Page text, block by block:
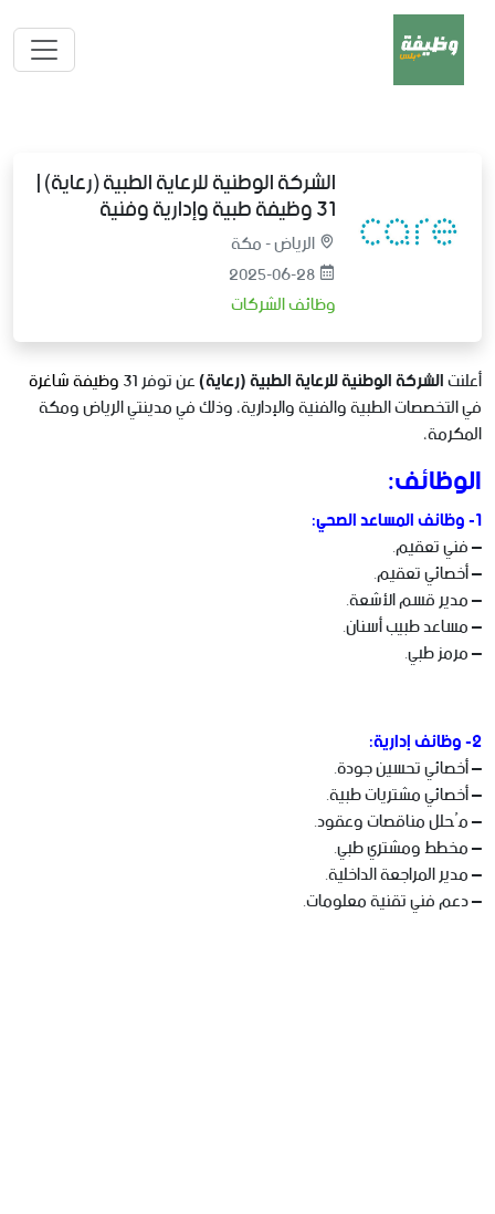
الشركة الوطنية للرعاية الطبية (رعاية) |
31 وظيفة طبية وإدارية وفنية
الرياض - مكة
2025-06-28
وظائف الشركات
أعلنتالشركة الوطنية للرعاية الطبية (رعاية)عن توفر 31 وظيفة شاغرة
في التخصصات الطبية والفنية والإدارية، وذلك في مدينتي الرياض ومكة
المكرمة،
الوظائف:
1- وظائف المساعد الصحي:
– فني تعقيم.
– أخصائي تعقيم.
– مدير قسم الأشعة.
– مساعد طبيب أسنان.
– مرمز طبي.
2- وظائف إدارية:
– أخصائي تحسين جودة.
– أخصائي مشتريات طبية.
– مُحلل مناقصات وعقود.
– مخطط ومشتري طبي.
– مدير المراجعة الداخلية.
– دعم فني تقنية معلومات.